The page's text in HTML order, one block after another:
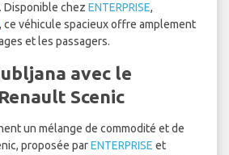
Disponible chez ENTERPRISE,
, ce véhicule spacieux offre amplement
et les passagers.
avec le
Scenic
un mélange de commodité et de
proposée parENTERPRISE et